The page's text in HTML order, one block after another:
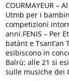
COURMAYEUR –
Utmb per i
competizioni
anni.FENIS – Per
batànt e Tsant’an
esibiscono in
Balrù; alle 21 si
sulle musiche dei